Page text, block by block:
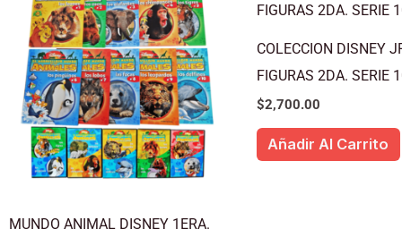
MUNDO ANIMAL DISNEY 1ERA.
COLECCION DISNEY
FIGURAS 2DA. SERIE
$2,700.00
Añadir Al Carrito